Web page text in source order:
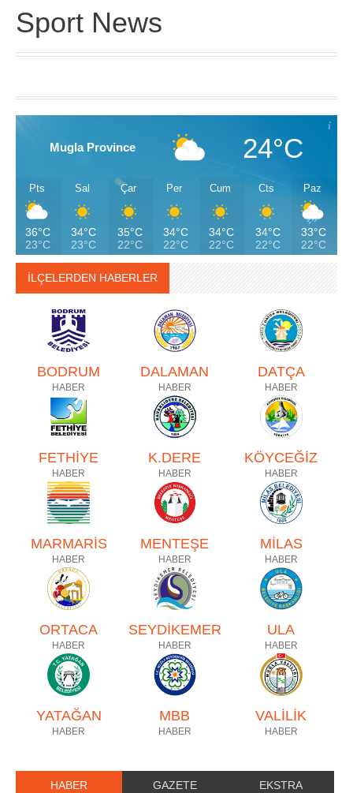
Sport News
Mugla Province 24°C
Pts
36°C
23°C
Sal
34°C
23°C
Çar
35°C
22°C
Per
34°C
22°C
Cum
34°C
22°C
Cts
34°C
22°C
Paz
33°C
22°C
İLÇELERDEN HABERLER
BODRUM
HABER
DALAMAN
HABER
DATÇA
HABER
FETHİYE
HABER
K.DERE
HABER
KÖYCEĞİZ
HABER
MARMARİS
HABER
MENTEŞE
HABER
MİLAS
HABER
ORTACA
HABER
SEYDİKEMER
HABER
ULA
HABER
YATAĞAN
HABER
MBB
HABER
VALİLİK
HABER
HABER GAZETE EKSTRA